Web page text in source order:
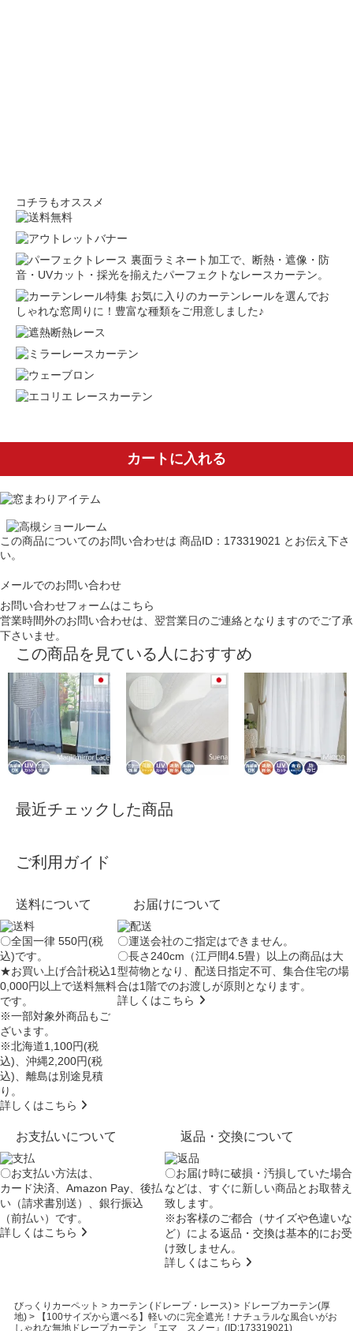
コチラもオススメ
裏面ラミネート加工で、断熱・遮像・防
音・UVカット・採光を揃えたパーフェクトなレースカーテン。
お気に入りのカーテンレールを選んでお
しゃれな窓周りに！豊富な種類をご用意しました♪
カートに入れる
この商品についてのお問い合わせは 商品ID：173319021 とお伝え下さ
い。
メールでのお問い合わせ
お問い合わせフォームはこちら
営業時間外のお問い合わせは、翌営業日のご連絡となりますのでご了承
下さいませ。
この商品を見ている人におすすめ
最近チェックした商品
ご利用ガイド
送料について
〇全国一律 550円(税
込)です。
★お買い上げ合計税込1
0,000円以上で送料無料
です。
※一部対象外商品もご
ざいます。
※北海道1,100円(税
込)、沖縄2,200円(税
込)、離島は別途見積
り。
詳しくはこちら
お届けについて
〇運送会社のご指定はできません。
〇長さ240cm（江戸間4.5畳）以上の商品は大
型荷物となり、配送日指定不可、集合住宅の場
合は1階でのお渡しが原則となります。
詳しくはこちら
お支払いについて
〇お支払い方法は、
カード決済、Amazon Pay、後払
い（請求書別送）、銀行振込
（前払い）です。
詳しくはこちら
返品・交換について
〇お届け時に破損・汚損していた場合
などは、すぐに新しい商品とお取替え
致します。
※お客様のご都合（サイズや色違いな
ど）による返品・交換は基本的にお受
け致しません。
詳しくはこちら
びっくりカーペット > カーテン (ドレープ・レース)> ドレープカーテン(厚
地)>
【100サイズから選べる】軽いのに完全遮光！ナチュラルな風合いがお
しゃれな無地ドレープカーテン 『エマ スノー』(ID:173319021)